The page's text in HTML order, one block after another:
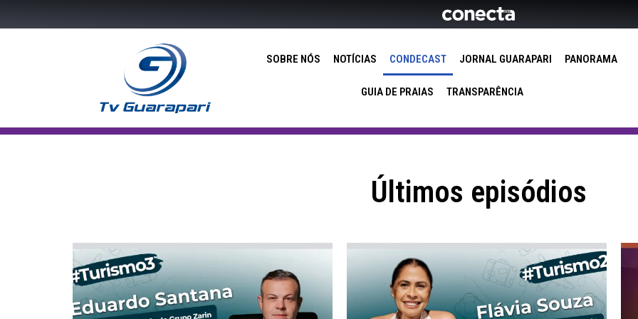
SOBRE NÓS NOTÍCIAS CONDECAST JORNAL GUARAPARI PANORAMA
GUIA DE PRAIAS TRANSPARÊNCIA
Últimos episódios
O que está por trás da
valorização imobiliária em
Guarapari? Eduardo Santana –
Curuca: o restaurante que faz
turistas voltarem a Meaípe |
Flávia Souza – Condecast